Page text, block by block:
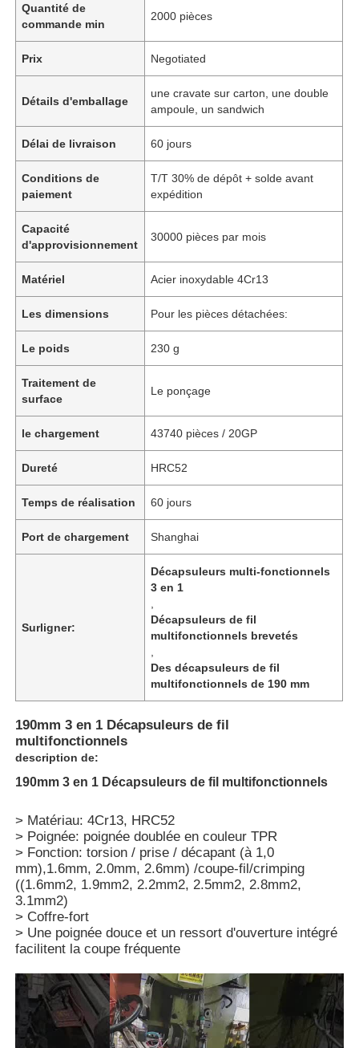
Aperçu
Produits
Vidéos
Quantité de
commande min
2000 pièces
Prix Negotiated
Détails d'emballage
une cravate sur carton, une double
ampoule, un sandwich
Délai de livraison 60 jours
Conditions de
paiement
T/T 30% de dépôt + solde avant
expédition
Capacité
d'approvisionnement
30000 pièces par mois
Matériel Acier inoxydable 4Cr13
Les dimensions Pour les pièces détachées:
Le poids 230 g
Traitement de
surface
Le ponçage
le chargement 43740 pièces / 20GP
Dureté HRC52
Temps de réalisation 60 jours
Port de chargement Shanghai
Surligner:
Décapsuleurs multi-fonctionnels
3 en 1
Décapsuleurs de fil
multifonctionnels brevetés
Des décapsuleurs de fil
multifonctionnels de 190 mm
190mm 3 en 1 Décapsuleurs de fil
multifonctionnels
description de:
190mm 3 en 1 Décapsuleurs de fil multifonctionnels
> Matériau: 4Cr13, HRC52
> Poignée: poignée doublée en couleur TPR
> Fonction: torsion / prise / décapant (à 1,0
mm),1.6mm, 2.0mm, 2.6mm) /coupe-fil/crimping
((1.6mm2, 1.9mm2, 2.2mm2, 2.5mm2, 2.8mm2,
3.1mm2)
> Coffre-fort
> Une poignée douce et un ressort d'ouverture intégré
facilitent la coupe fréquente